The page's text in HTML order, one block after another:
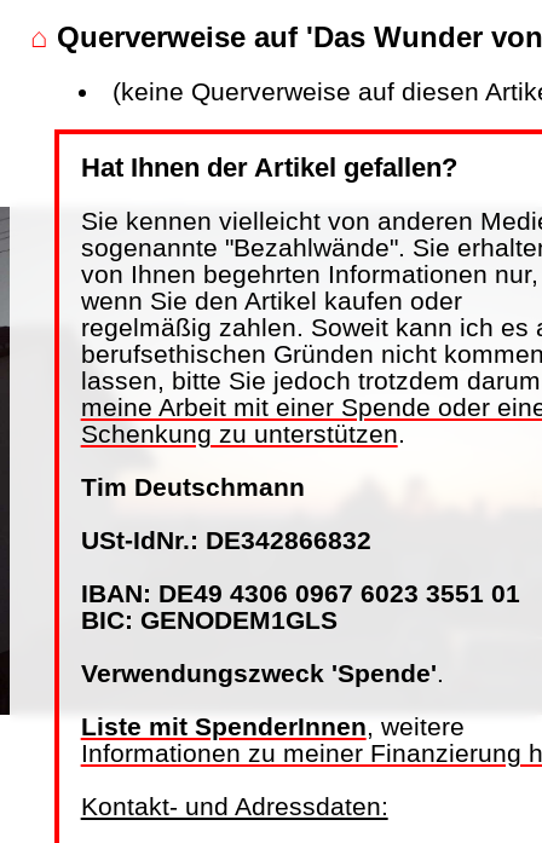
⌂ Querverweise auf 'Das Wunder
(keine Querverweise auf diesen
Hat Ihnen der Artikel gefallen?
Sie kennen vielleicht von anderen
sogenannte "Bezahlwände". Sie
von Ihnen begehrten Informationen nur,
wenn Sie den Artikel kaufen oder
regelmäßig zahlen. Soweit kann ich es
berufsethischen Gründen nicht
lassen, bitte Sie jedoch trotzdem
meine Arbeit mit einer Spende oder
Schenkung zu unterstützen.
Tim Deutschmann
USt-IdNr.: DE342866832
IBAN: DE49 4306 0967 6023 3551 01
BIC: GENODEM1GLS
Verwendungszweck 'Spende'.
Liste mit SpenderInnen, weitere
Informationen zu meiner Finanzierung
Kontakt- und Adressdaten: